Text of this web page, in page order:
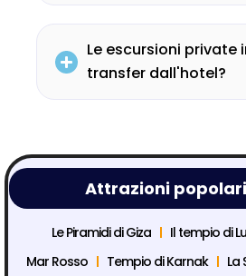
Le escursioni private
transfer dall'hotel?
Attrazioni
Le Piramidi di Giza Il tempio di
Mar Rosso
Tempio di Karnak La